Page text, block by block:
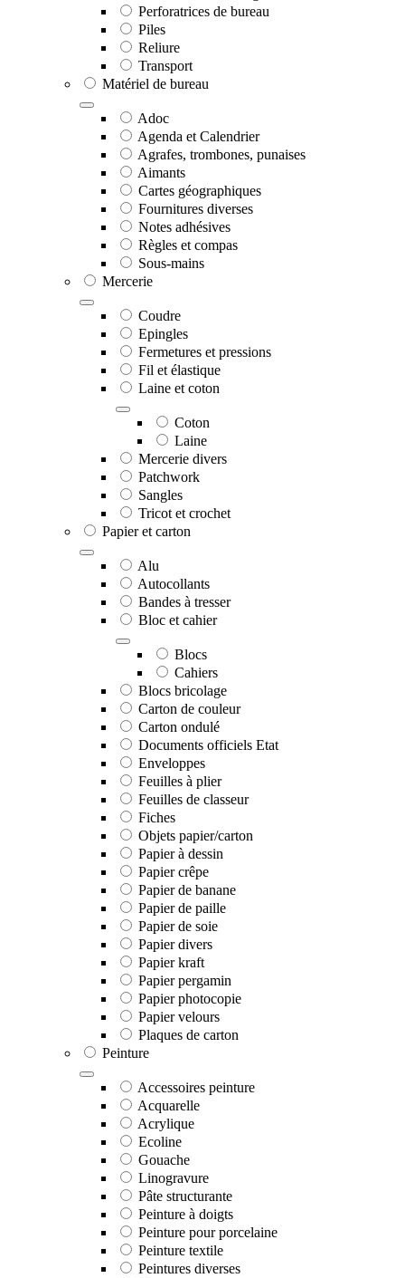
Perforatrices de bureau
Piles
Reliure
Transport
Matériel de bureau
Adoc
Agenda et Calendrier
Agrafes, trombones, punaises
Aimants
Cartes géographiques
Fournitures diverses
Notes adhésives
Règles et compas
Sous-mains
Mercerie
Coudre
Epingles
Fermetures et pressions
Fil et élastique
Laine et coton
Coton
Laine
Mercerie divers
Patchwork
Sangles
Tricot et crochet
Papier et carton
Alu
Autocollants
Bandes à tresser
Bloc et cahier
Blocs
Cahiers
Blocs bricolage
Carton de couleur
Carton ondulé
Documents officiels Etat
Enveloppes
Feuilles à plier
Feuilles de classeur
Fiches
Objets papier/carton
Papier à dessin
Papier crêpe
Papier de banane
Papier de paille
Papier de soie
Papier divers
Papier kraft
Papier pergamin
Papier photocopie
Papier velours
Plaques de carton
Peinture
Accessoires peinture
Acquarelle
Acrylique
Ecoline
Gouache
Linogravure
Pâte structurante
Peinture à doigts
Peinture pour porcelaine
Peinture textile
Peintures diverses